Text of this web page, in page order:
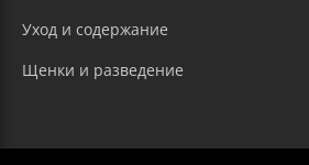
Уход и содержание
Щенки и разведение